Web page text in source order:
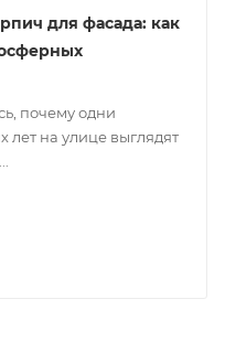
для фасада: как
почему одни
на улице выглядят